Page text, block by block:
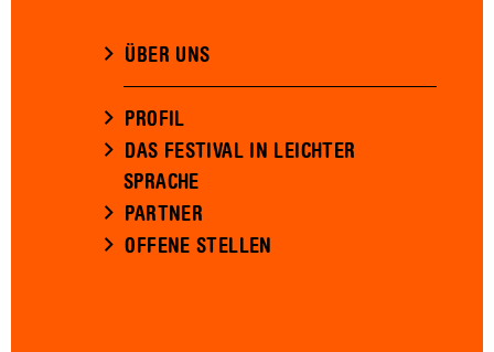
ÜBER UNS
PROFIL
DAS FESTIVAL IN LEICHTER
SPRACHE
PARTNER
OFFENE STELLEN